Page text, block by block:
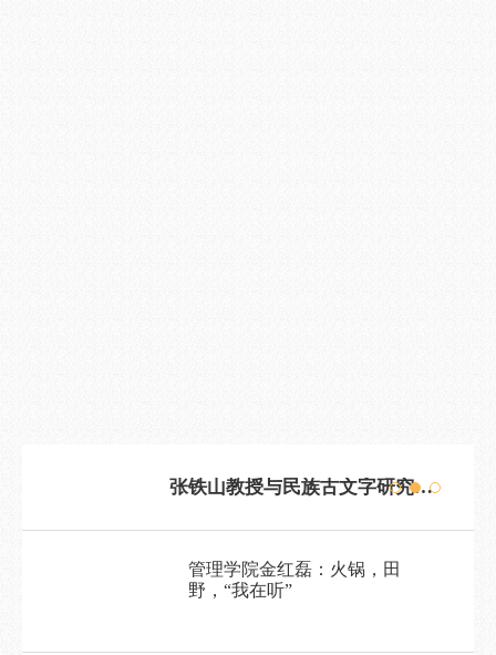
张铁山教授与民族古文字研究团队
管理学院金红磊：火锅，田
野，“我在听”